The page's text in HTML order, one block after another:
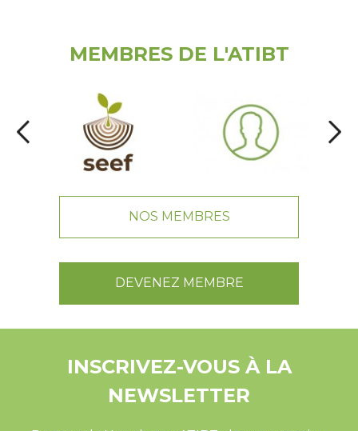
MEMBRES DE L'ATIBT
NOS MEMBRES
DEVENEZ MEMBRE
INSCRIVEZ-VOUS À LA
NEWSLETTER